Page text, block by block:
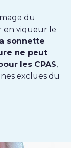
du
en vigueur le
sonnette
ne peut
les CPAS,
exclues du
sur Twitter